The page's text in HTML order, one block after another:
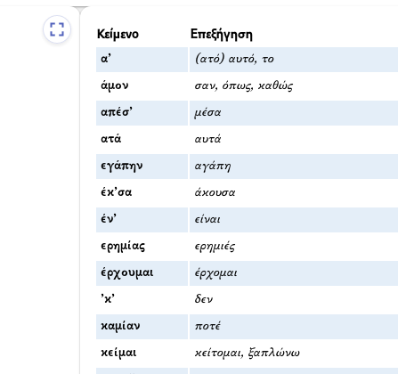
Κείμενο Επεξήγηση
α’ (ατό) αυτό, το
άμον σαν, όπως, καθώς
απέσ’ μέσα
ατά αυτά
εγάπην αγάπη
έκ’σα άκουσα
έν’ είναι
ερημίας ερημιές
έρχουμαι έρχομαι
’κ’ δεν
καμίαν ποτέ
κείμαι κείτομαι, ξαπλώνω